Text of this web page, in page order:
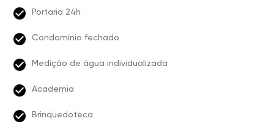
Portaria 24h
Condomínio fechado
Medição de água individualizada
Academia
Brinquedoteca